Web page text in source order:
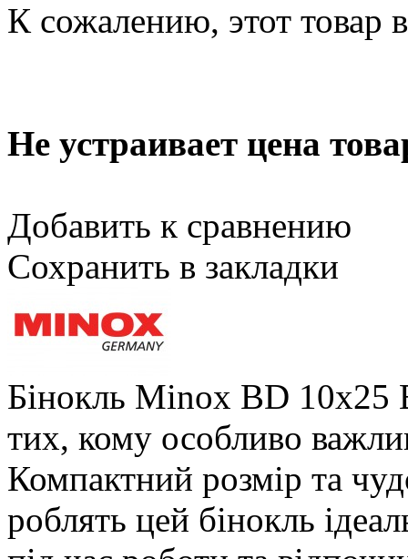
К сожалению, этот товар
Не устраивает цена
Добавить к сравнению
Сохранить в закладки
Бінокль Minox BD 10x25
тих, кому особливо
Компактний розмір та
роблять цей бінокль